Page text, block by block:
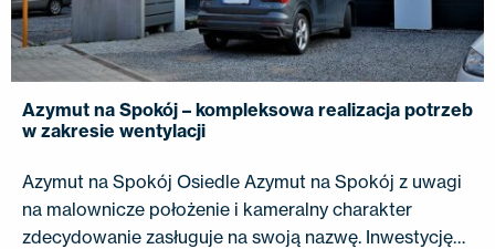
Azymut na Spokój – kompleksowa realizacja potrzeb
w zakresie wentylacji
Azymut na Spokój Osiedle Azymut na Spokój z uwagi
na malownicze położenie i kameralny charakter
zdecydowanie zasługuje na swoją nazwę. Inwestycję…